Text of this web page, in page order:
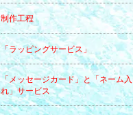
制作工程
「ラッピングサービス」
「メッセージカード」と「ネーム入
れ」サービス